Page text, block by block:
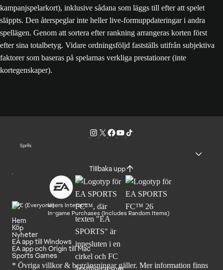
kampanjspelarkort), inklusive sådana som läggs till efter att spelet
släppts. Den återspeglar inte heller live-formuppdateringar i andra
spellägen. Genom att sortera efter rankning arrangeras korten först
efter sina totalbetyg. Vidare ordningsföljd fastställs utifrån subjektiva
faktorer som baseras på spelarnas verkliga prestationer (inte
kortegenskaper).
Språk
Tillbaka upp
Users Interact
In-game Purchases (Includes Random Items)
Hem
Köp
Nyheter
EA app till Windows
EA app och Origin till Mac
Sports Games
* Övriga villkor & begränsningar gäller. Merinformation finns